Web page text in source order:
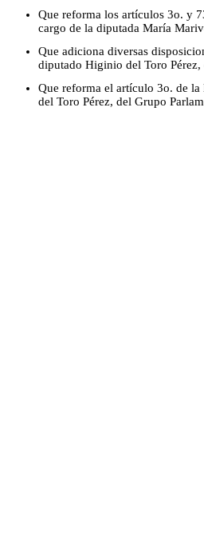
Que reforma los artículos 3o. y
cargo de la diputada María
Que adiciona diversas
diputado Higinio del Toro
Que reforma el artículo 3o. de
del Toro Pérez, del Grupo